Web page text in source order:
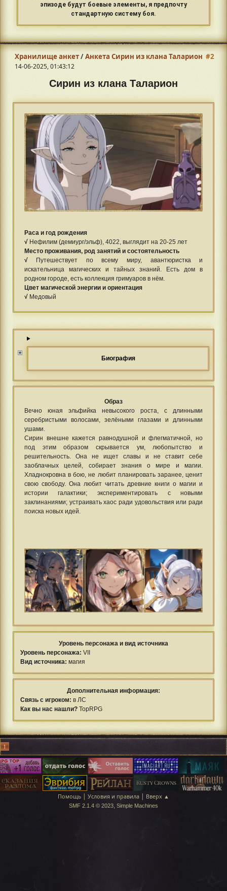
эпизоде будут боевые элементы, я предпочту
стандартную систему боя.
#2
Хранилище анкет/Анкета Сирин из клана Таларион
14-06-2025, 01:43:12
Сирин из клана Таларион
Раса и год рождения
√Нефилим (демиург/эльф), 4022, выглядит на 20-25 лет
Место проживания, род занятий и состоятельность
√Путешествует по всему миру, авантюристка и
искательница магических и тайных знаний. Есть дом в
родном городе, есть коллекция гримуаров в нём.
Цвет магической энергии и ориентация
√Медовый
Биография
Образ
Вечно юная эльфийка невысокого роста, с длинными
серебристыми волосами, зелёными глазами и длинными
ушами.
Сирин внешне кажется равнодушной и флегматичной, но
под этим образом скрывается ум, любопытство и
решительность. Она не ищет славы и не ставит себе
заоблачных целей, собирает знания о мире и магии.
Хладнокровна в бою, не любит планировать заранее, ценит
свою свободу. Она любит читать древние книги о магии и
истории галактики; экспериментировать с новыми
заклинаниями; устраивать хаос ради удовольствия или ради
поиска новых идей.
Уровень персонажа и вид источника
Уровень персонажа: VII
Вид источника: магия
Дополнительная информация:
Связь с игроком: в ЛС
Как вы нас нашли? TopRPG
1
Помощь | Условия и правила | Вверх ▲
SMF 2.1.4 © 2023, Simple Machines